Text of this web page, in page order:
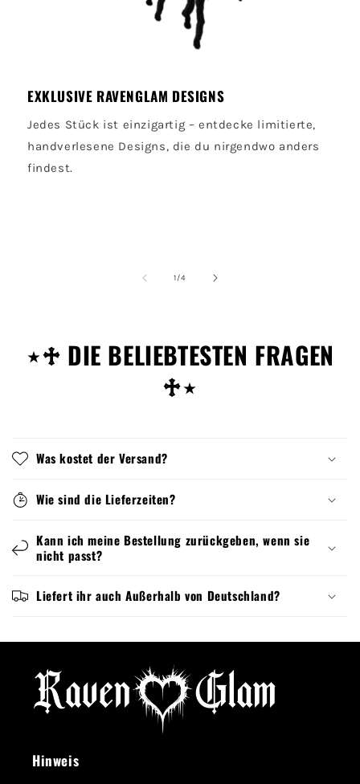
EXKLUSIVE RAVENGLAM DESIGNS
Jedes Stück ist einzigartig – entdecke limitierte,
handverlesene Designs, die du nirgendwo anders
findest.
1/von
4
⋆♱ DIE BELIEBTESTEN FRAGEN
♱⋆
Was kostet der Versand?
Wie sind die Lieferzeiten?
Kann ich meine Bestellung zurückgeben, wenn sie
nicht passt?
Liefert ihr auch Außerhalb von Deutschland?
Hinweis